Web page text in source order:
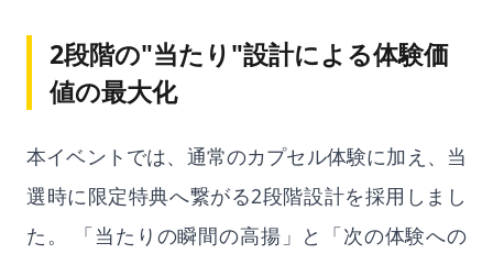
2段階の"当たり"設計による体験価
値の最大化
本イベントでは、通常のカプセル体験に加え、当
選時に限定特典へ繋がる2段階設計を採用しまし
た。 「当たりの瞬間の高揚」と「次の体験への